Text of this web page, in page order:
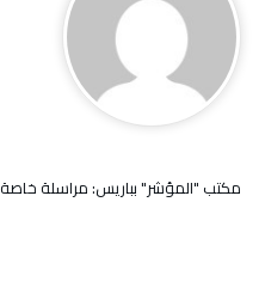
مكتب "المؤشر" بباريس: مراسلة خاصة